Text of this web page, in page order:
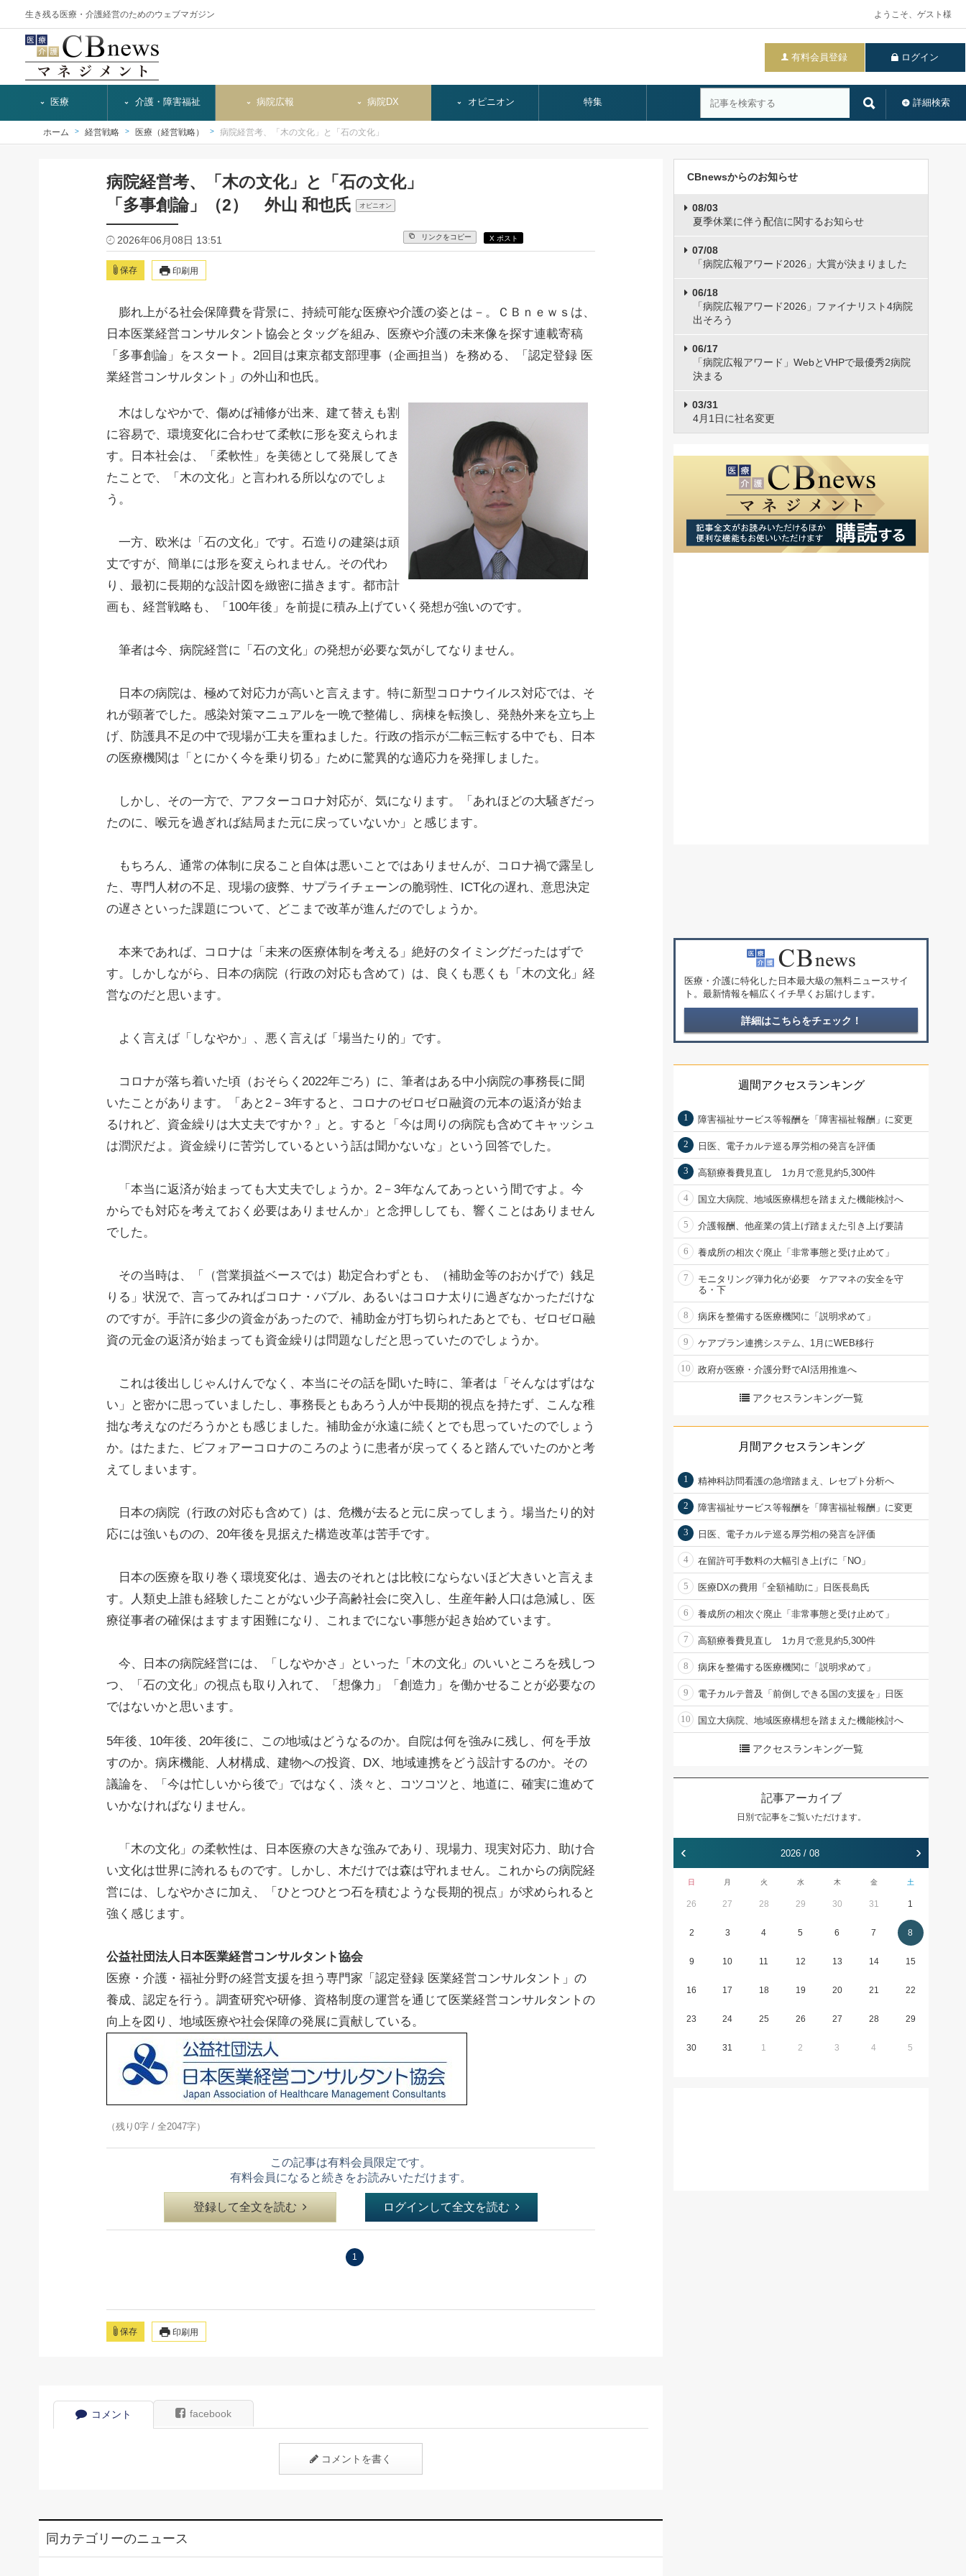
生き残る医療・介護経営のためのウェブマガジン ようこそ、ゲスト様
有料会員登録 ログイン
詳細検索
医療 介護・障害福祉 病院広報 病院DX オピニオン 特集
ホーム 経営戦略 医療（経営戦略） 病院経営考、「木の文化」と「石の文化」
病院経営考、「木の文化」と「石の文化」
「多事創論」（2） 外山 和也氏
オピニオン
2026年06月08日 13:51 リンクをコピー X ポスト
保存 印刷用
膨れ上がる社会保障費を背景に、持続可能な医療や介護の姿とは－。ＣＢｎｅｗｓは、
日本医業経営コンサルタント協会とタッグを組み、医療や介護の未来像を探す連載寄稿
「多事創論」をスタート。2回目は東京都支部理事（企画担当）を務める、
「認定登録 医
業経営コンサルタント」 の外山和也氏。
木はしなやかで、傷めば補修が出来、建て替えも割
に容易で、環境変化に合わせて柔軟に形を変えられま
す。日本社会は、「柔軟性」を美徳として発展してき
たことで、「木の文化」と言われる所以なのでしょ
う。
一方、欧米は「石の文化」です。石造りの建築は頑
丈ですが、簡単には形を変えられません。その代わ
り、最初に長期的な設計図を緻密に描きます。都市計
画も、経営戦略も、「100年後」を前提に積み上げていく発想が強いのです。
筆者は今、病院経営に「石の文化」の発想が必要な気がしてなりません。
日本の病院は、極めて対応力が高いと言えます。特に新型コロナウイルス対応では、そ
れが顕著でした。感染対策マニュアルを一晩で整備し、病棟を転換し、発熱外来を立ち上
げ、防護具不足の中で現場が工夫を重ねました。行政の指示が二転三転する中でも、日本
の医療機関は「とにかく今を乗り切る」ために驚異的な適応力を発揮しました。
しかし、その一方で、アフターコロナ対応が、気になります。「あれほどの大騒ぎだっ
たのに、喉元を過ぎれば結局また元に戻っていないか」と感じます。
もちろん、通常の体制に戻ること自体は悪いことではありませんが、コロナ禍で露呈し
た、専門人材の不足、現場の疲弊、サプライチェーンの脆弱性、ICT化の遅れ、意思決定
の遅さといった課題について、どこまで改革が進んだのでしょうか。
本来であれば、コロナは「未来の医療体制を考える」絶好のタイミングだったはずで
す。しかしながら、日本の病院（行政の対応も含めて）は、良くも悪くも「木の文化」経
営なのだと思います。
よく言えば「しなやか」、悪く言えば「場当たり的」です。
コロナが落ち着いた頃（おそらく2022年ごろ）に、筆者はある中小病院の事務長に聞
いたことがあります。「あと2－3年すると、コロナのゼロゼロ融資の元本の返済が始ま
るけれど、資金繰りは大丈夫ですか？」と。すると「今は周りの病院も含めてキャッシュ
は潤沢だよ。資金繰りに苦労しているという話は聞かないな」という回答でした。
「本当に返済が始まっても大丈夫でしょうか。2－3年なんてあっという間ですよ。今
からでも対応を考えておく必要はありませんか」と念押ししても、響くことはありません
でした。
その当時は、「（営業損益ベースでは）勘定合わずとも、（補助金等のおかげで）銭足
りる」状況で、言ってみればコロナ・バブル、あるいはコロナ太りに過ぎなかっただけな
のですが。手許に多少の資金があったので、補助金が打ち切られたあとでも、ゼロゼロ融
資の元金の返済が始まっても資金繰りは問題なしだと思っていたのでしょうか。
これは後出しじゃんけんでなく、本当にその話を聞いた時に、筆者は「そんなはずはな
い」と密かに思っていましたし、事務長ともあろう人が中長期的視点を持たず、こんな稚
拙な考えなのだろうかとも感じました。補助金が永遠に続くとでも思っていたのでしょう
か。はたまた、ビフォアーコロナのころのように患者が戻ってくると踏んでいたのかと考
えてしまいます。
日本の病院（行政の対応も含めて）は、危機が去ると元に戻ってしまう。場当たり的対
応には強いものの、20年後を見据えた構造改革は苦手です。
日本の医療を取り巻く環境変化は、過去のそれとは比較にならないほど大きいと言えま
す。人類史上誰も経験したことがない少子高齢社会に突入し、生産年齢人口は急減し、医
療従事者の確保はますます困難になり、これまでにない事態が起き始めています。
今、日本の病院経営には、「しなやかさ」といった「木の文化」のいいところを残しつ
つ、「石の文化」の視点も取り入れて、「想像力」「創造力」を働かせることが必要なの
ではないかと思います。
5年後、10年後、20年後に、この地域はどうなるのか。自院は何を強みに残し、何を手放
すのか。病床機能、人材構成、建物への投資、DX、地域連携をどう設計するのか。その
議論を、「今は忙しいから後で」ではなく、淡々と、コツコツと、地道に、確実に進めて
いかなければなりません。
「木の文化」の柔軟性は、日本医療の大きな強みであり、現場力、現実対応力、助け合
い文化は世界に誇れるものです。しかし、木だけでは森は守れません。これからの病院経
営には、しなやかさに加え、「ひとつひとつ石を積むような長期的視点」が求められると
強く感じます。
公益社団法人日本医業経営コンサルタント協会
医療・介護・福祉分野の経営支援を担う専門家「認定登録 医業経営コンサルタント」の
養成、認定を行う。調査研究や研修、資格制度の運営を通じて医業経営コンサルタントの
向上を図り、地域医療や社会保障の発展に貢献している。
（残り0字 / 全2047字）
この記事は有料会員限定です。
有料会員になると続きをお読みいただけます。
登録して全文を読む ログインして全文を読む
1
保存 印刷用
コメント facebook
コメントを書く
同カテゴリーのニュース
CBnewsからのお知らせ
08/03
夏季休業に伴う配信に関するお知らせ
07/08
「病院広報アワード2026」大賞が決まりました
06/18
「病院広報アワード2026」ファイナリスト4病院
出そろう
06/17
「病院広報アワード」WebとVHPで最優秀2病院
決まる
03/31
4月1日に社名変更
医療・介護に特化した日本最大級の無料ニュースサイ
ト。最新情報を幅広くイチ早くお届けします。
詳細はこちらをチェック！
週間アクセスランキング
1 障害福祉サービス等報酬を「障害福祉報酬」に変更
2 日医、電子カルテ巡る厚労相の発言を評価
3 高額療養費見直し 1カ月で意見約5,300件
4 国立大病院、地域医療構想を踏まえた機能検討へ
5 介護報酬、他産業の賃上げ踏まえた引き上げ要請
6 養成所の相次ぐ廃止「非常事態と受け止めて」
7
モニタリング弾力化が必要 ケアマネの安全を守
る・下
8 病床を整備する医療機関に「説明求めて」
9 ケアプラン連携システム、1月にWEB移行
10 政府が医療・介護分野でAI活用推進へ
アクセスランキング一覧
月間アクセスランキング
1 精神科訪問看護の急増踏まえ、レセプト分析へ
2 障害福祉サービス等報酬を「障害福祉報酬」に変更
3 日医、電子カルテ巡る厚労相の発言を評価
4 在留許可手数料の大幅引き上げに「NO」
5 医療DXの費用「全額補助に」日医長島氏
6 養成所の相次ぐ廃止「非常事態と受け止めて」
7 高額療養費見直し 1カ月で意見約5,300件
8 病床を整備する医療機関に「説明求めて」
9 電子カルテ普及「前倒しできる国の支援を」日医
10 国立大病院、地域医療構想を踏まえた機能検討へ
アクセスランキング一覧
記事アーカイブ
日別で記事をご覧いただけます。
‹ 2026 / 08 ›
日 月 火 水 木 金 土
26 27 28 29 30 31 1
2 3 4 5 6 7 8
9 10 11 12 13 14 15
16 17 18 19 20 21 22
23 24 25 26 27 28 29
30 31 1 2 3 4 5